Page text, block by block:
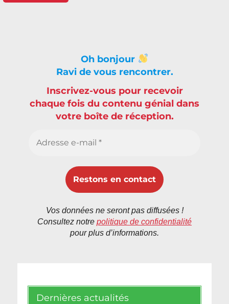
Oh bonjour
Ravi de vous rencontrer.
Inscrivez-vous pour recevoir
chaque fois du contenu génial dans
votre boîte de réception.
Vos données ne seront pas diffusées !
Consultez notre politique de confidentialité
pour plus d’informations.
Dernières actualités